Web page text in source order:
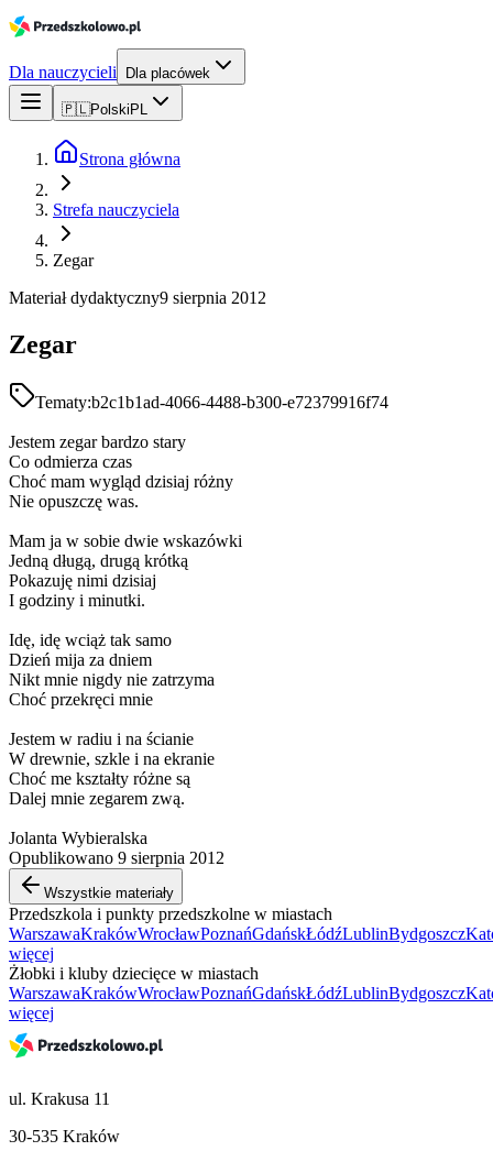
Dla nauczycieli Dla placówek
🇵🇱Polski PL
Strona główna
Strefa nauczyciela
Zegar
Materiał dydaktyczny9 sierpnia 2012
Zegar
Tematy:b2c1b1ad-4066-4488-b300-e72379916f74
Jestem zegar bardzo stary
Co odmierza czas
Choć mam wygląd dzisiaj różny
Nie opuszczę was.
Mam ja w sobie dwie wskazówki
Jedną długą, drugą krótką
Pokazuję nimi dzisiaj
I godziny i minutki.
Idę, idę wciąż tak samo
Dzień mija za dniem
Nikt mnie nigdy nie zatrzyma
Choć przekręci mnie
Jestem w radiu i na ścianie
W drewnie, szkle i na ekranie
Choć me kształty różne są
Dalej mnie zegarem zwą.
Jolanta Wybieralska
Opublikowano 9 sierpnia 2012
Wszystkie materiały
Przedszkola i punkty przedszkolne w miastach
WarszawaKrakówWrocławPoznańGdańskŁódźLublinBydgoszcz
więcej
Żłobki i kluby dziecięce w miastach
WarszawaKrakówWrocławPoznańGdańskŁódźLublinBydgoszcz
więcej
ul. Krakusa 11
30-535 Kraków